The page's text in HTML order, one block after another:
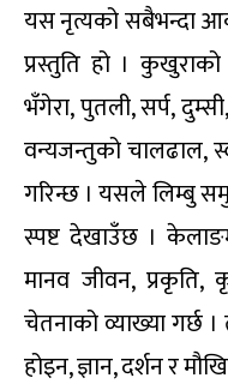
यस नृत्यको सबैभन्दा
प्रस्तुति हो ।
भँगेरा, पुतली, सर्प,
वन्यजन्तुको चालढाल,
गरिन्छ । यसले लिम्बु
स्पष्ट देखाउँछ ।
मानव जीवन, प्रकृति,
चेतनाको व्याख्या गर्छ
होइन, ज्ञान, दर्शन र